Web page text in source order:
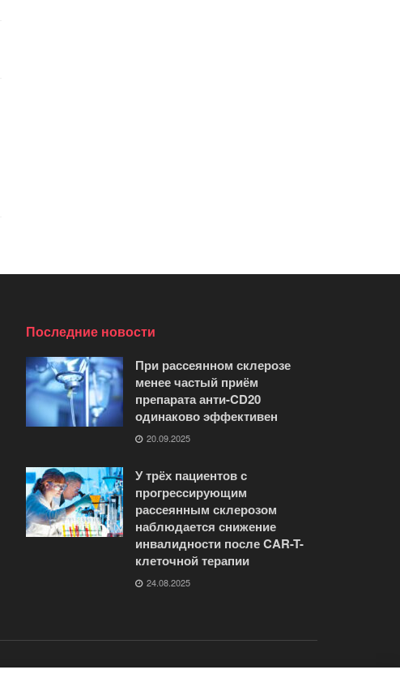
Последние новости
При рассеянном склерозе
менее частый приём
препарата анти-CD20
одинаково эффективен
20.09.2025
У трёх пациентов с
прогрессирующим
рассеянным склерозом
наблюдается снижение
инвалидности после CAR-T-
клеточной терапии
24.08.2025